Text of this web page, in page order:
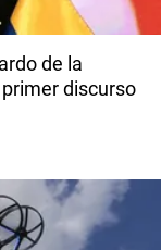
de la
discurso